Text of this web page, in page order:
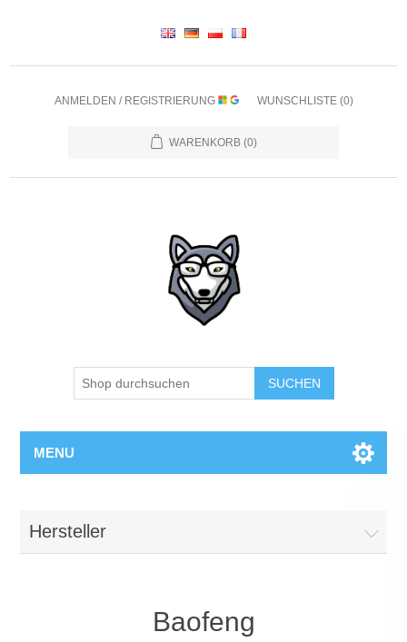
ANMELDEN / REGISTRIERUNG WUNSCHLISTE (0)
WARENKORB (0)
SUCHEN
MENU
Hersteller
Baofeng